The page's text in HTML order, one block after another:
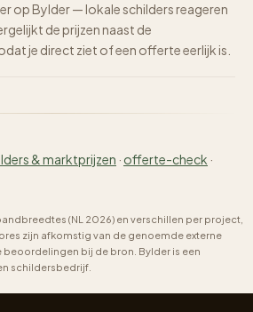
op Bylder — lokale schilders reageren
de prijzen naast de
je direct ziet of een offerte eerlijk is.
& marktprijzen · offerte-check ·
(NL 2026) en verschillen per project,
zijn afkomstig van de genoemde externe
bij de bron. Bylder is een
schildersbedrijf.